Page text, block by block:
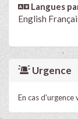
Langues
English
Urgence
En cas